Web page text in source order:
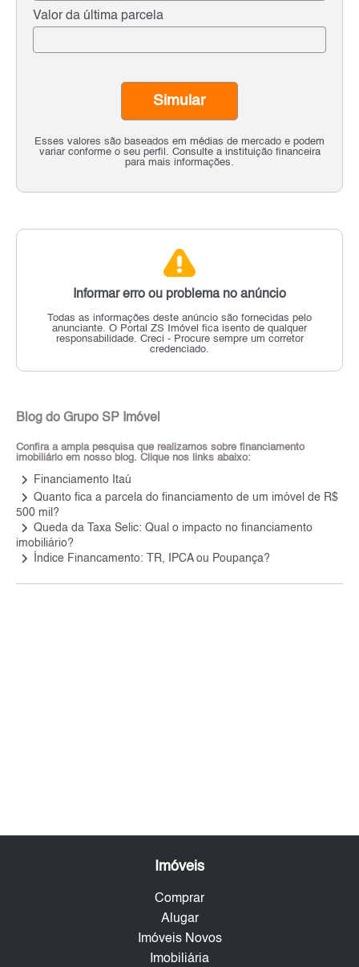
Valor da última parcela
Esses valores são baseados em médias de mercado e podem
variar conforme o seu perfil. Consulte a instituição financeira
para mais informações.
Simular
Informar erro ou problema no anúncio
Todas as informações deste anúncio são fornecidas pelo
anunciante. O Portal ZS Imóvel fica isento de qualquer
responsabilidade. Creci - Procure sempre um corretor
credenciado.
Blog do Grupo SP Imóvel
Confira a ampla pesquisa que realizamos sobre financiamento
imobiliário em nosso blog. Clique nos links abaixo:
keyboard_arrow_right Financiamento Itaú
keyboard_arrow_right Quanto fica a parcela do financiamento de um imóvel de R$
500 mil?
keyboard_arrow_right Queda da Taxa Selic: Qual o impacto no financiamento
imobiliário?
keyboard_arrow_right Índice Financamento: TR, IPCA ou Poupança?
Imóveis
Comprar
Alugar
Imóveis Novos
Imobiliária